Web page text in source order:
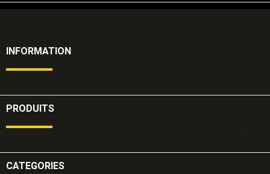
INFORMATION
PRODUITS
CATEGORIES